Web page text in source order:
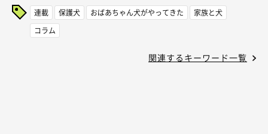
連載 保護犬 おばあちゃん犬がやってきた
家族と犬
コラム
関連するキーワード一覧